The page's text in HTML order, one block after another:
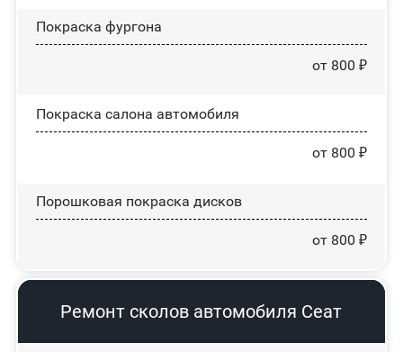
Покраска фургона
от 800 ₽
Покраска салона автомобиля
от 800 ₽
Порошковая покраска дисков
от 800 ₽
Ремонт сколов автомобиля Сеат